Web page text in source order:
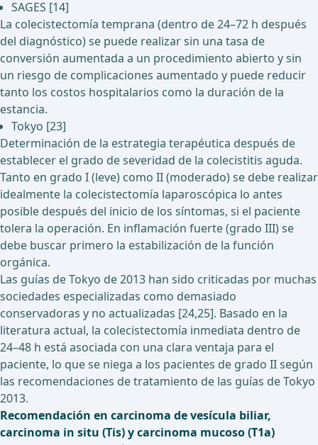
SAGES [14]
La colecistectomía temprana (dentro de 24–72 h después
del diagnóstico) se puede realizar sin una tasa de
conversión aumentada a un procedimiento abierto y sin
un riesgo de complicaciones aumentado y puede reducir
tanto los costos hospitalarios como la duración de la
estancia.
Tokyo [23]
Determinación de la estrategia terapéutica después de
establecer el grado de severidad de la colecistitis aguda.
Tanto en grado I (leve) como II (moderado) se debe realizar
idealmente la colecistectomía laparoscópica lo antes
posible después del inicio de los síntomas, si el paciente
tolera la operación. En inflamación fuerte (grado III) se
debe buscar primero la estabilización de la función
orgánica.
Las guías de Tokyo de 2013 han sido criticadas por muchas
sociedades especializadas como demasiado
conservadoras y no actualizadas [24,25]. Basado en la
literatura actual, la colecistectomía inmediata dentro de
24–48 h está asociada con una clara ventaja para el
paciente, lo que se niega a los pacientes de grado II según
las recomendaciones de tratamiento de las guías de Tokyo
2013.
Recomendación en carcinoma de vesícula biliar,
carcinoma in situ (Tis) y carcinoma mucoso (T1a)